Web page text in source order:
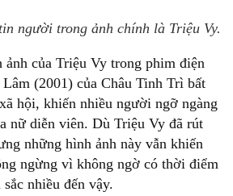
người trong ảnh chính là Triệu Vy.
ảnh của Triệu Vy trong phim điện
(2001) của Châu Tinh Trì bất
hội, khiến nhiều người ngỡ ngàng
nữ diễn viên. Dù Triệu Vy đã rút
những hình ảnh này vẫn khiến
ngừng vì không ngờ có thời điểm
nhiều đến vậy.